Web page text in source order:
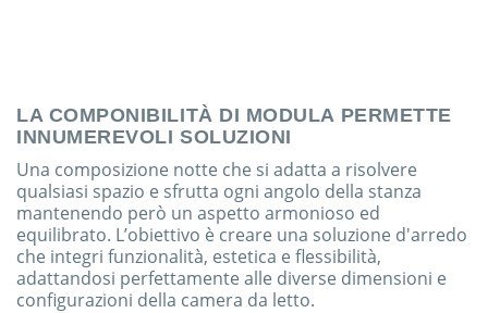
LA COMPONIBILITÀ DI MODULA PERMETTE
INNUMEREVOLI SOLUZIONI
Una composizione notte che si adatta a risolvere
qualsiasi spazio e sfrutta ogni angolo della stanza
mantenendo però un aspetto armonioso ed
equilibrato. L’obiettivo è creare una soluzione d'arredo
che integri funzionalità, estetica e flessibilità,
adattandosi perfettamente alle diverse dimensioni e
configurazioni della camera da letto.